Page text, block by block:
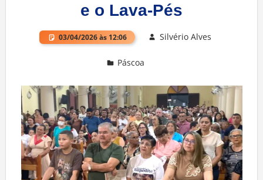
e o Lava-Pés
03/04/2026 às 12:06 Silvério Alves
Páscoa